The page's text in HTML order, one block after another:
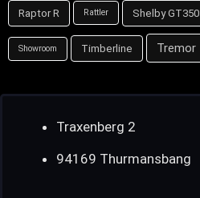
Raptor R Rattler Shelby GT350
Showroom Timberline Tremor
Traxenberg 2
94169 Thurmansbang